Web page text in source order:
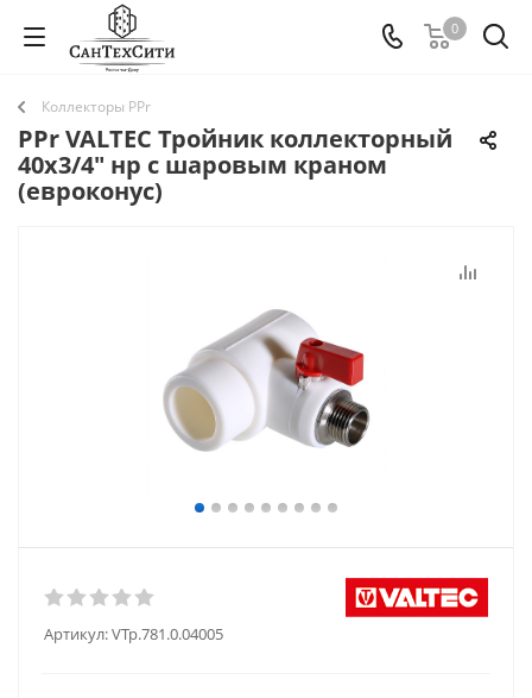
0
Коллекторы PPr
PPr VALTEC Тройник коллекторный
40х3/4" нр с шаровым краном
(евроконус)
Артикул:VTp.781.0.04005